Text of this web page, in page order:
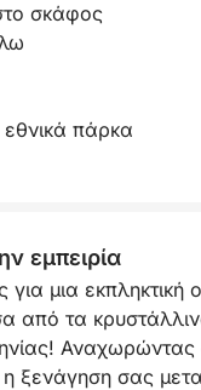
σκάφος
πάρκα
εμπειρία
για μια εκπληκτική
από τα
Αναχωρώντας
ξενάγηση σας